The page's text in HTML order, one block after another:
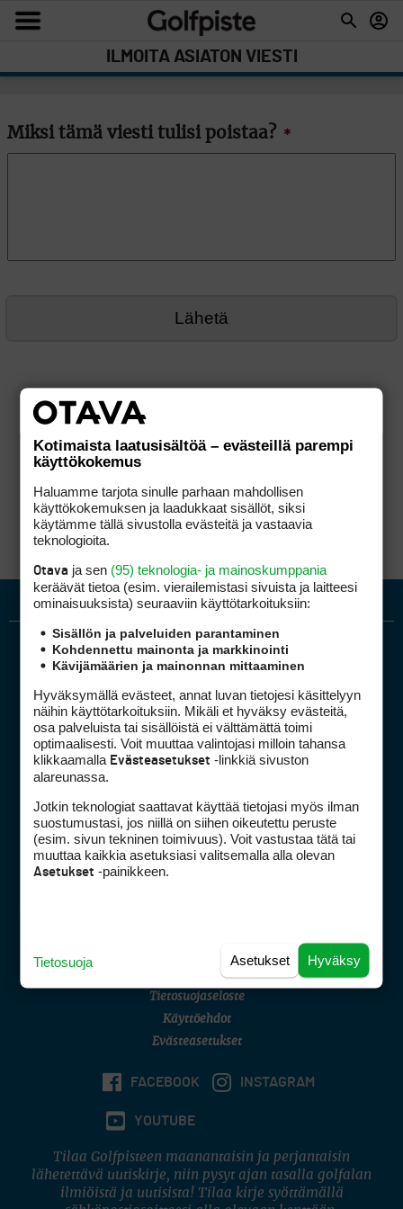
ILMOITA ASIATON VIESTI
Miksi tämä viesti tulisi poistaa? *
Golfpiste mediakortti
Golfpisteen yhteystiedot
DSA avoimuusraportti
Asiakaspalvelu
(digi) digi@otavamedia.fi
Tietosuojaseloste
Käyttöehdot
Evästeasetukset
FACEBOOK INSTAGRAM
YOUTUBE
Tilaa Golfpisteen maanantaisin ja perjantaisin
lähetettävä uutiskirje, niin pysyt ajan tasalla golfalan
ilmiöistä ja uutisista! Tilaa kirje syöttämällä
Kotimaista laatusisältöä – evästeillä parempi
käyttökokemus
Haluamme tarjota sinulle parhaan mahdollisen
käyttökokemuksen ja laadukkaat sisällöt, siksi
käytämme tällä sivustolla evästeitä ja vastaavia
teknologioita.
Otava ja sen (95) teknologia- ja mainoskumppania
keräävät tietoa (esim. vierailemis­tasi sivuista ja laitteesi
ominaisuuk­sista) seuraaviin käyttötarkoituksiin:
Sisällön ja palveluiden parantaminen
Kohdennettu mainonta ja markkinointi
Kävijämäärien ja mainonnan mittaaminen
Hyväksymällä evästeet, annat luvan tietojesi käsittelyyn
näihin käyttötarkoituksiin. Mikäli et hyväksy evästeitä,
osa palveluista tai sisällöistä ei välttämättä toimi
optimaalisesti. Voit muuttaa valintojasi milloin tahansa
klikkaamalla Evästeasetukset -linkkiä sivuston
alareunassa.
Jotkin teknologiat saattavat käyttää tietojasi myös ilman
suostumustasi, jos niillä on siihen oikeutettu peruste
(esim. sivun tekninen toimivuus). Voit vastustaa tätä tai
muuttaa kaikkia asetuksiasi valitsemalla alla olevan
Asetukset -painikkeen.
Hyväksy
Asetukset
Tietosuoja